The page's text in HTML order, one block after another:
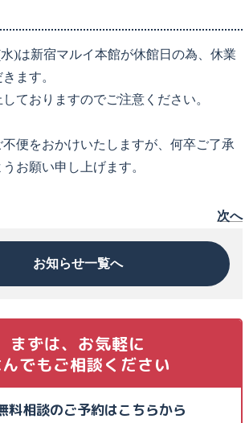
水)は新宿マルイ本館が休館日の為、休業
ます。
ておりますのでご注意ください。
便をおかけいたしますが、何卒ご了承
お願い申し上げます。
次へ
お知らせ一覧へ
まずは、お気軽に
でもご相談ください
料相談のご予約はこちらから